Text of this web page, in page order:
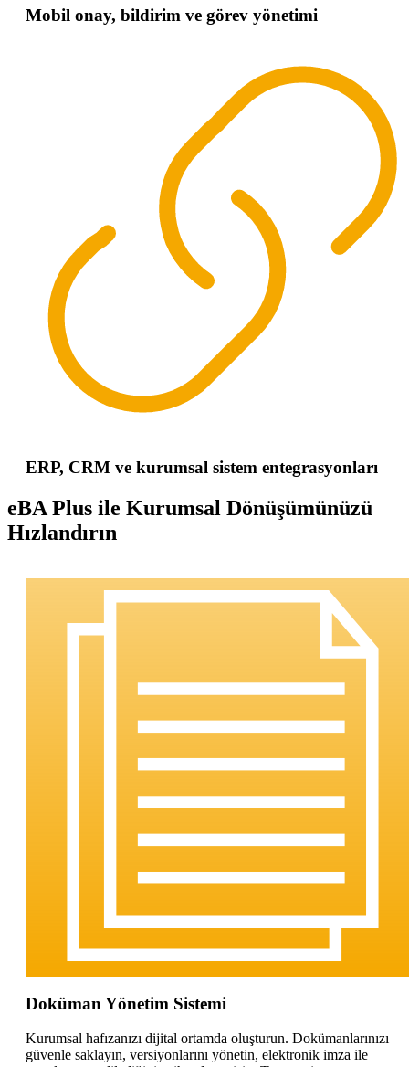
Mobil onay, bildirim ve görev yönetimi
ERP, CRM ve kurumsal sistem entegrasyonları
eBA Plus ile Kurumsal Dönüşümünüzü
Hızlandırın
Doküman Yönetim Sistemi
Kurumsal hafızanızı dijital ortamda oluşturun. Dokümanlarınızı
güvenle saklayın, versiyonlarını yönetin, elektronik imza ile